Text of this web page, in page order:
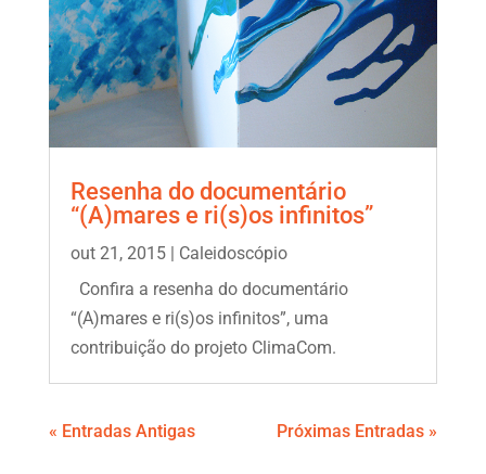
Resenha do documentário
“(A)mares e ri(s)os infinitos”
out 21, 2015| Caleidoscópio
Confira a resenha do documentário
“(A)mares e ri(s)os infinitos”, uma
contribuição do projeto ClimaCom.
« Entradas Antigas Próximas Entradas »